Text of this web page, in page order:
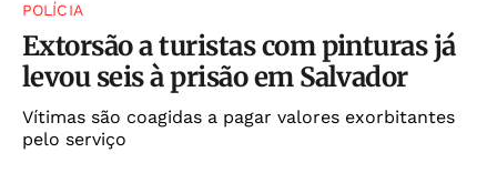
POLÍCIA
Extorsão a turistas com pinturas já
levou seis à prisão em Salvador
Vítimas são coagidas a pagar valores exorbitantes
pelo serviço